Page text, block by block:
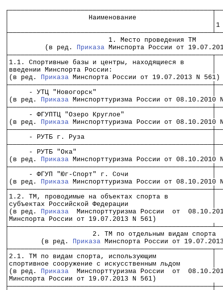
│                    Наименование                   │
│                                                   │1 чел./
│                         1. Место проведения ТМ
│         (в ред. Приказа Минспорта России от
│1.1. Спортивные базы и центры, находящиеся
│введении Минспорта России:
│(в ред. Приказа Минспорта России от 19.07.2013
│     - УТЦ "Новогорск"                             │
│(в ред. Приказа Минспорттуризма России от
│     - ФГУПТЦ "Озеро Круглое"
│(в ред. Приказа Минспорттуризма России от
│     - РУТБ г. Руза                                │
│     - РУТБ "Ока"                                  │
│(в ред. Приказа Минспорттуризма России от
│     - ФГУП "Юг-Спорт" г. Сочи
│(в ред. Приказа Минспорттуризма России от
│1.2. ТМ, проводимые на объектах спорта в
│субъектах Российской Федерации
│(в ред. Приказа
Минспорттуризма России  от
│Минспорта России от 19.07.2013 N 561)
│                     2. ТМ по отдельным видам
│        (в ред. Приказа Минспорта России от
│2.1. ТМ по видам спорта, использующим
│спортивное сооружение с искусственным
│(в ред. Приказа
Минспорттуризма России  от
│Минспорта России от 19.07.2013 N 561)